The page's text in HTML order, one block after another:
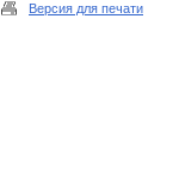
Версия для печати